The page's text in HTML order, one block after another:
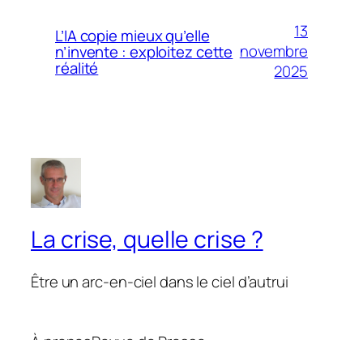
L’IA copie mieux qu’elle
n’invente : exploitez cette
réalité
13
novembre
2025
La crise, quelle crise ?
Être un arc-en-ciel dans le ciel d’autrui